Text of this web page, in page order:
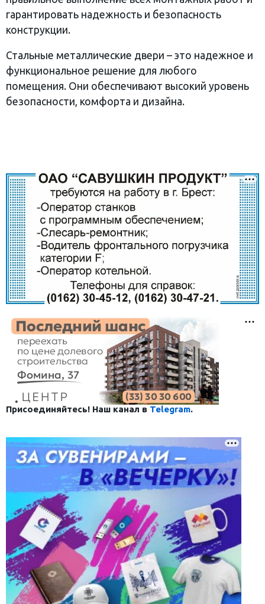
гарантировать надежность и безопасность
конструкции.
Стальные металлические двери – это надежное и
функциональное решение для любого
помещения. Они обеспечивают высокий уровень
безопасности, комфорта и дизайна.
Присоединяйтесь! Наш канал в Telegram.